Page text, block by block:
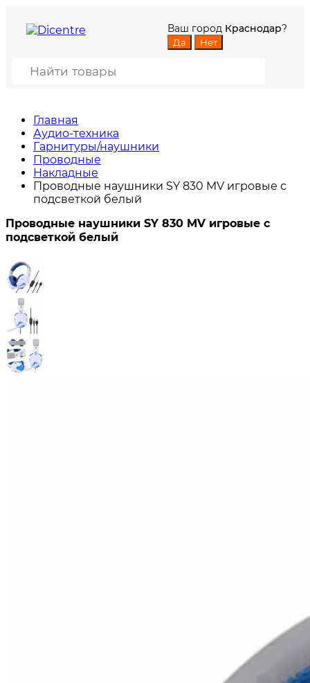
Ваш город Краснодар?
Главная
Аудио-техника
Гарнитуры/наушники
Проводные
Накладные
Проводные наушники SY 830 MV игровые с
подсветкой белый
Проводные наушники SY 830 MV игровые с
подсветкой белый